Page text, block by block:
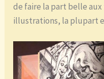
de faire la part belle
illustrations, la plupart